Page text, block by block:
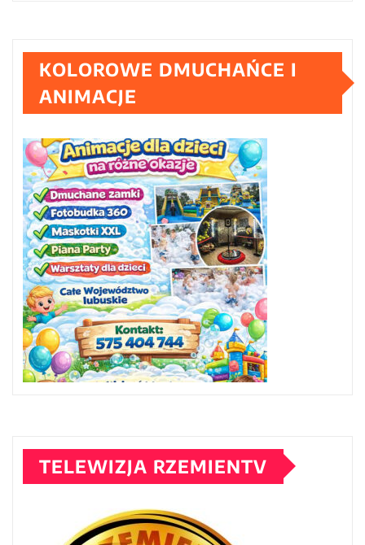
KOLOROWE DMUCHAŃCE I
ANIMACJE
TELEWIZJA RZEMIENTV